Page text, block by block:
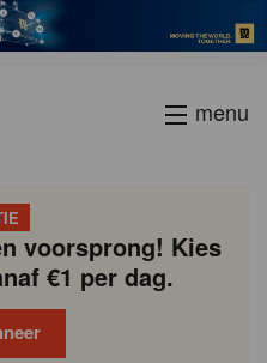
menu
voorsprong! Kies
€1 per dag.